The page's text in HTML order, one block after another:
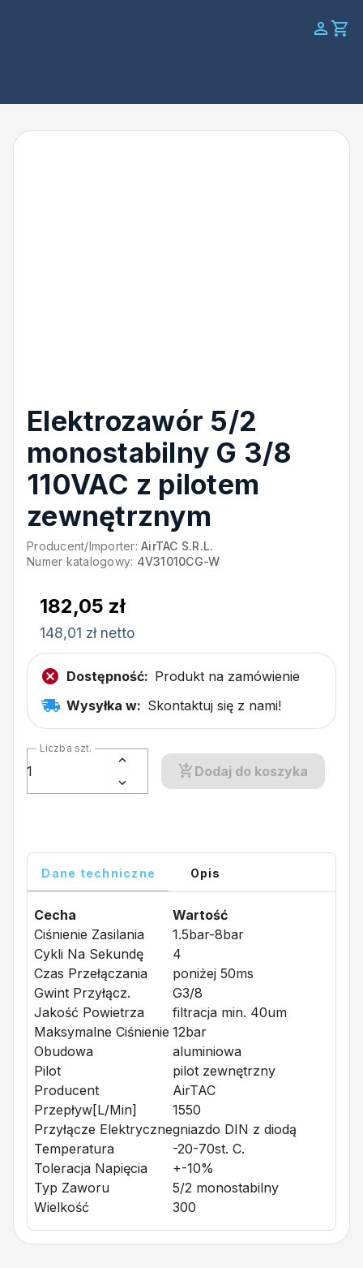
Elektrozawór 5/2
monostabilny G 3/8
110VAC z pilotem
zewnętrznym
Producent/Importer: AirTAC S.R.L.
Numer katalogowy: 4V31010CG-W
182,05 zł
148,01 zł netto
Dostępność: Produkt na zamówienie
Wysyłka w: Skontaktuj się z nami!
Liczba szt.
Dodaj do koszyka
Dane techniczne Opis
Cecha
Wartość
Ciśnienie Zasilania
1.5bar-8bar
Cykli Na Sekundę
4
Czas Przełączania
poniżej 50ms
Gwint Przyłącz.
G3/8
Jakość Powietrza
filtracja min. 40um
Maksymalne Ciśnienie 12bar
Obudowa
aluminiowa
Pilot
pilot zewnętrzny
Producent
AirTAC
Przepływ[l/min]
1550
Przyłącze Elektrycznegniazdo DIN z diodą
Temperatura
-20-70st. C.
Toleracja Napięcia
+-10%
Typ Zaworu
5/2 monostabilny
Wielkość
300